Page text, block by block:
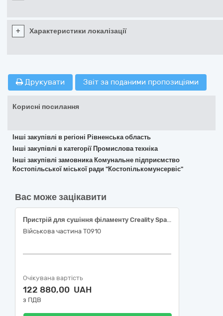
+ Характеристики локалізації
Друкувати Звіт за поданими пропозиціями
Корисні посилання
Інші закупівлі в регіоні Рівненська область
Інші закупівлі в категорії Промислова техніка
Інші закупівлі замовника Комунальне підприємство
Костопільської міської ради "Костопількомунсервіс"
Вас може зацікавити
Пристрій для сушіння філаменту Creality Space Pi Filament Dryer Plus або еквівалент
Військова частина Т0910
Очікувана вартість
122 880,00 UAH
з ПДВ